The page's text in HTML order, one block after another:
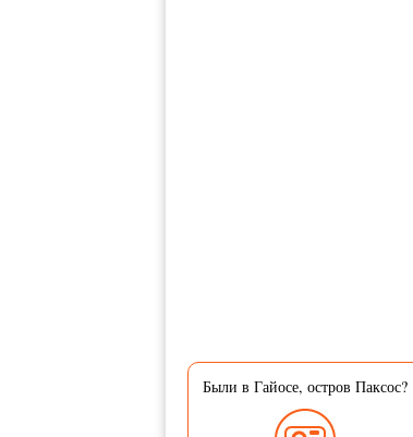
Были в Гайосе, остров Паксос?